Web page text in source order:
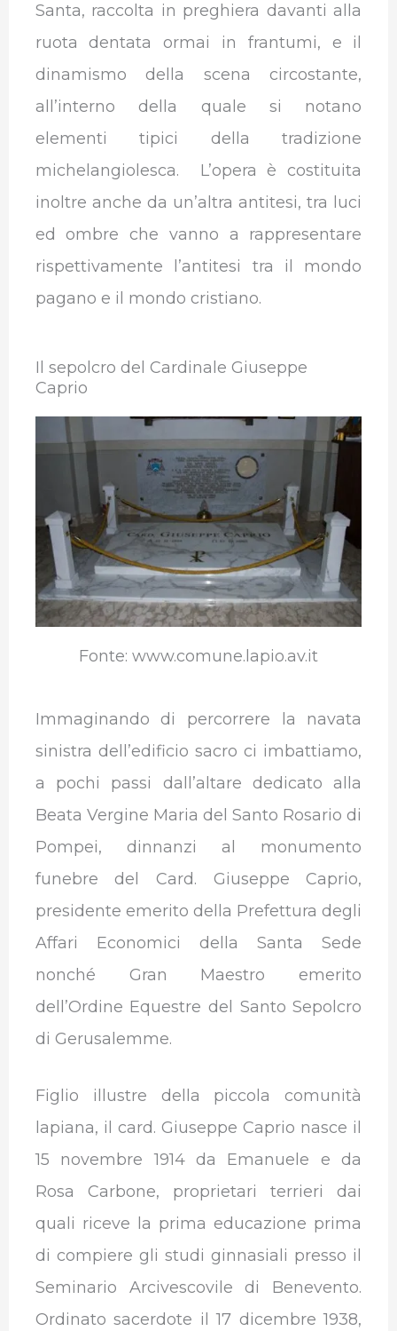
Santa, raccolta in preghiera davanti alla
ruota dentata ormai in frantumi, e il
dinamismo della scena circostante,
all’interno della quale si notano
elementi tipici della tradizione
michelangiolesca. L’opera è costituita
inoltre anche da un’altra antitesi, tra luci
ed ombre che vanno a rappresentare
rispettivamente l’antitesi tra il mondo
pagano e il mondo cristiano.
Il sepolcro del Cardinale Giuseppe
Caprio
Fonte: www.comune.lapio.av.it
Immaginando di percorrere la navata
sinistra dell’edificio sacro ci imbattiamo,
a pochi passi dall’altare dedicato alla
Beata Vergine Maria del Santo Rosario di
Pompei, dinnanzi al monumento
funebre del Card. Giuseppe Caprio,
presidente emerito della Prefettura degli
Affari Economici della Santa Sede
nonché Gran Maestro emerito
dell’Ordine Equestre del Santo Sepolcro
di Gerusalemme.
Figlio illustre della piccola comunità
lapiana, il card. Giuseppe Caprio nasce il
15 novembre 1914 da Emanuele e da
Rosa Carbone, proprietari terrieri dai
quali riceve la prima educazione prima
di compiere gli studi ginnasiali presso il
Seminario Arcivescovile di Benevento.
Ordinato sacerdote il 17 dicembre 1938,